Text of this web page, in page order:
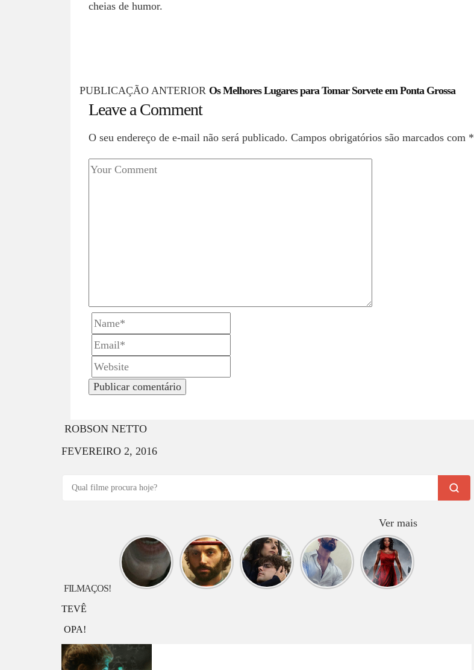
cheias de humor.
P
n
PUBLICAÇÃO ANTERIOR Os Melhores Lugares para Tomar Sorvete em Ponta Grossa
Leave a Comment
O seu endereço de e-mail não será publicado. Campos obrigatórios são marcados com *
ROBSON NETTO
FEVEREIRO 2, 2016
Ver mais
O que
assistir
hoje?
Longlegs
O que
assistir
hoje?
VOCÊ
O que
assistir
hoje? O
Jardineiro
O que
assistir
hoje?
DEVA
O que
assistir
hoje? G20
FILMAÇOS!
TEVÊ
OPA!